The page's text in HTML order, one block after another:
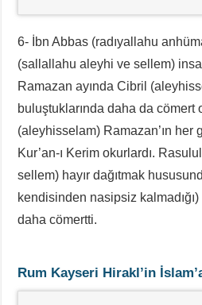
6- İbn Abbas (radıyallahu
(sallallahu aleyhi ve sellem)
Ramazan ayında Cibril
buluştuklarında daha da cömert
(aleyhisselam) Ramazan’ın her
Kur’an-ı Kerim okurlardı.
sellem) hayır dağıtmak
kendisinden nasipsiz
daha cömertti.
Rum Kayseri Hirakl’in